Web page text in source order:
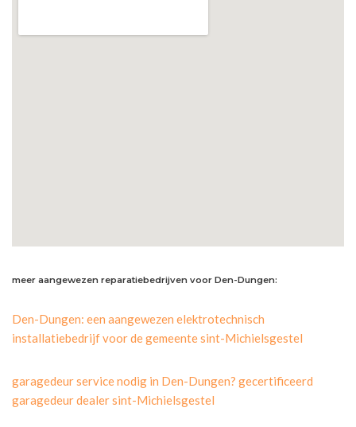
meer aangewezen reparatiebedrijven voor Den-Dungen:
Den-Dungen: een aangewezen elektrotechnisch
installatiebedrijf voor de gemeente sint-Michielsgestel
garagedeur service nodig in Den-Dungen? gecertificeerd
garagedeur dealer sint-Michielsgestel